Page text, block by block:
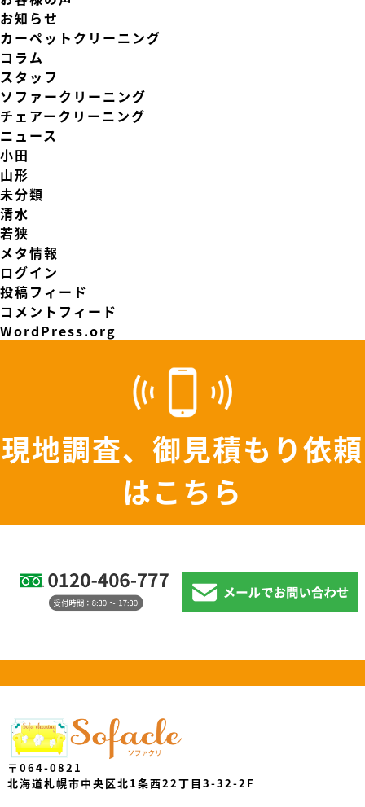
お知らせ
カーペットクリーニング
コラム
スタッフ
ソファークリーニング
チェアークリーニング
ニュース
小田
山形
未分類
清水
若狭
メタ情報
ログイン
投稿フィード
コメントフィード
WordPress.org
現地調査、御見積もり依頼
はこちら
〒064-0821
北海道札幌市中央区北1条西22丁目3-32-2F